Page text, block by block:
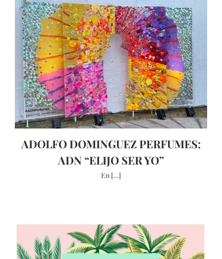
ADOLFO DOMINGUEZ PERFUMES:
ADN “ELIJO SER YO”
En [...]